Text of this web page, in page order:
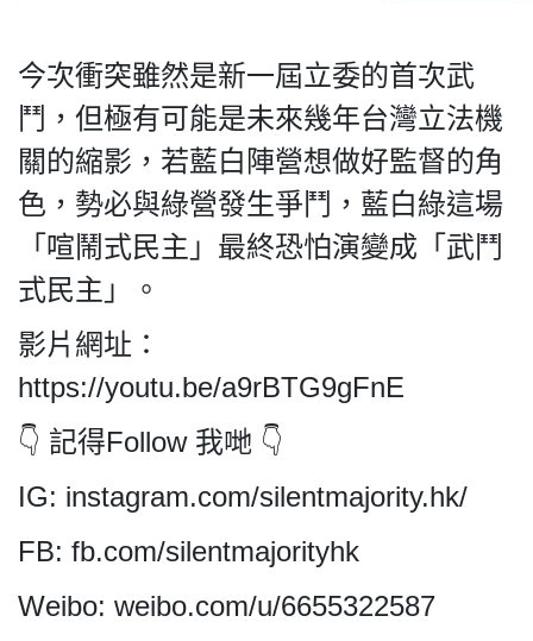
聯絡我們
私
隱
政
策
及
免
責
聲
明
©
2018
Silent
今次衝突雖然是新一屆立委的首次武
鬥，但極有可能是未來幾年台灣立法機
關的縮影，若藍白陣營想做好監督的角
色，勢必與綠營發生爭鬥，藍白綠這場
「喧鬧式民主」最終恐怕演變成「武鬥
式民主」。
影片網址：
https://youtu.be/a9rBTG9gFnE
👇 記得Follow 我哋 👇
IG: instagram.com/silentmajority.hk/
FB: fb.com/silentmajorityhk
Weibo: weibo.com/u/6655322587